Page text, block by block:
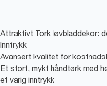
Attraktivt Tork løvbladdekor:
inntrykk
Avansert kvalitet for
Et stort, mykt håndtørk med
et varig inntrykk